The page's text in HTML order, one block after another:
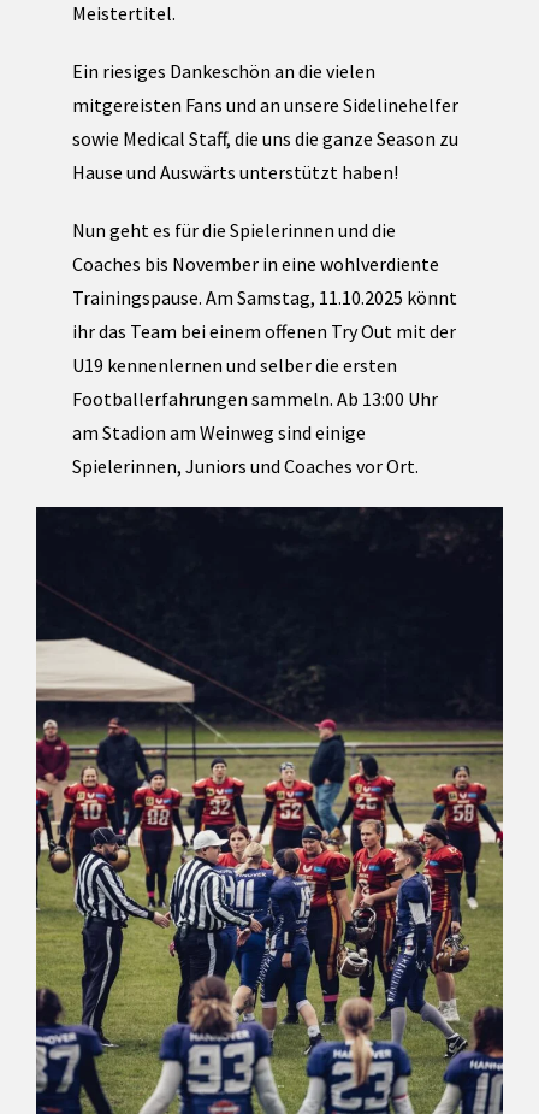
Meistertitel.
Ein riesiges Dankeschön an die vielen
mitgereisten Fans und an unsere Sidelinehelfer
sowie Medical Staff, die uns die ganze Season zu
Hause und Auswärts unterstützt haben!
Nun geht es für die Spielerinnen und die
Coaches bis November in eine wohlverdiente
Trainingspause. Am Samstag, 11.10.2025 könnt
ihr das Team bei einem offenen Try Out mit der
U19 kennenlernen und selber die ersten
Footballerfahrungen sammeln. Ab 13:00 Uhr
am Stadion am Weinweg sind einige
Spielerinnen, Juniors und Coaches vor Ort.